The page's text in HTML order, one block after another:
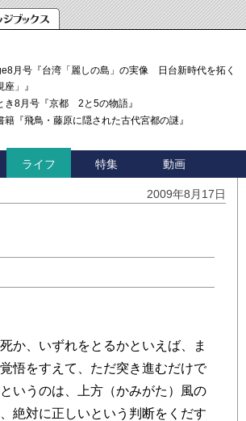
月号『台湾「麗しの島」の実像 日台新時代を拓く「3
」』
き8月号『京都 2と5の物語』
籍『飛鳥・藤原に隠された古代宮都の謎』
ライフ 特集 動画
2009年8月17日
か、いずれをとるかといえば、ま
悟をすえて、ただ突き進むだけで
いうのは、上方（かみがた）風の
絶対に正しいという判断をくだす